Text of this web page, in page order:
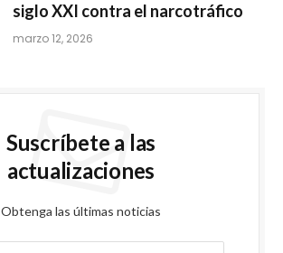
siglo XXI contra el narcotráfico
marzo 12, 2026
Suscríbete a las
actualizaciones
Obtenga las últimas noticias